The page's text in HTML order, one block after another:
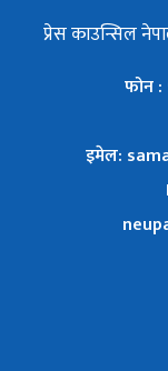
प्रेस काउन्सिल
फोन
इमेल: